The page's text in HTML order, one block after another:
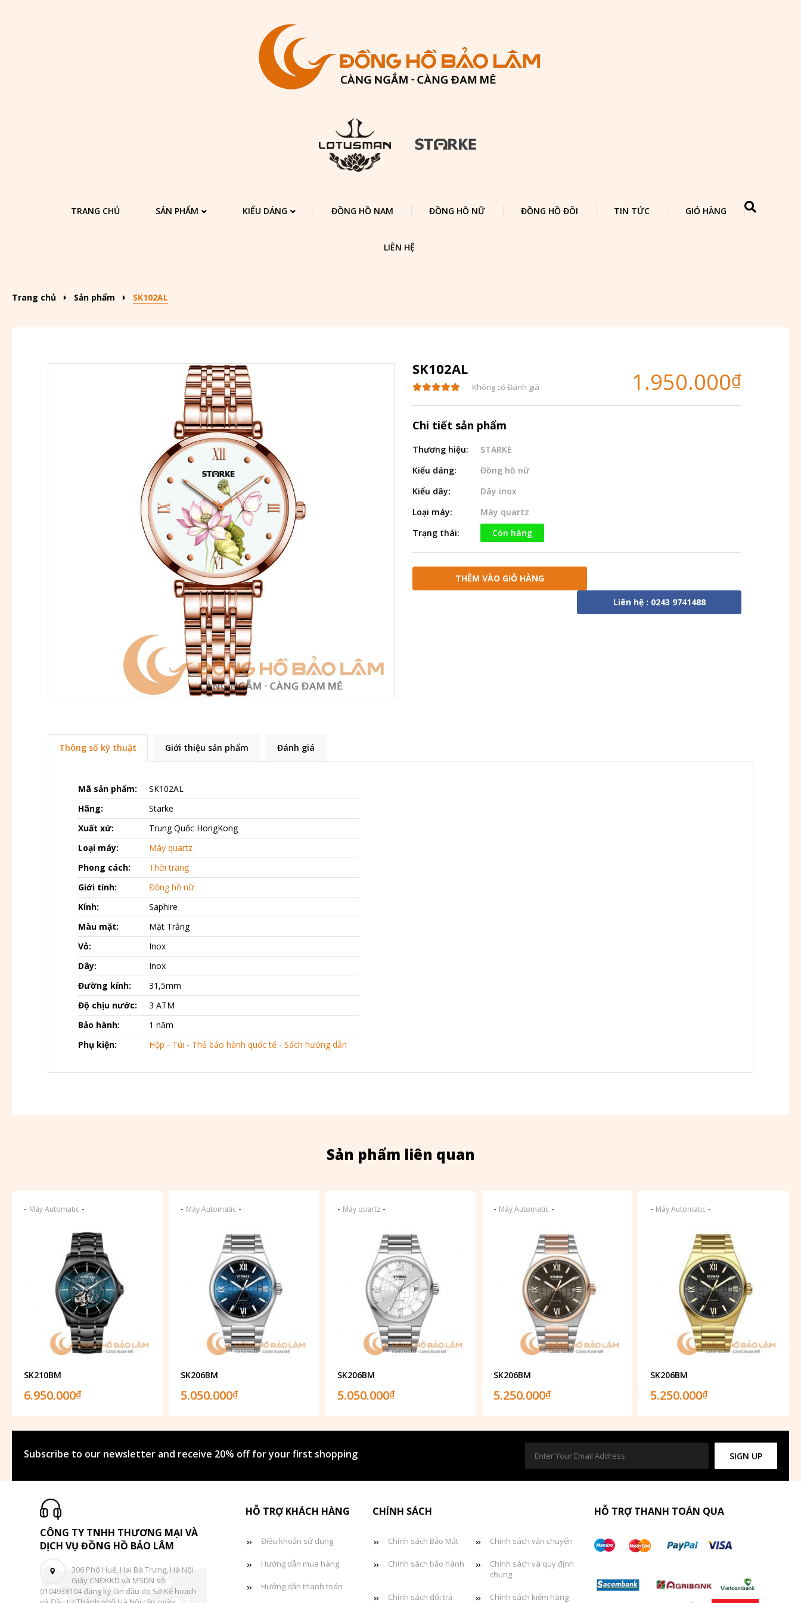
TRANG CHỦ SẢN PHẨM KIỂU DÁNG ĐỒNG HỒ NAM ĐỒNG HỒ NỮ ĐỒNG HỒ ĐÔI TIN TỨC GIỎ HÀNG
LIÊN HỆ
Trang chủ Sản phẩm SK102AL
SK102AL
Không có Đánh giá 1.950.000₫
Chi tiết sản phẩm
Thương hiệu:
STARKE
Kiểu dáng:
Đồng hồ nữ
Kiểu dây:
Dây inox
Loại máy:
Máy quartz
Trạng thái:
Còn hàng
THÊM VÀO GIỎ HÀNG
Liên hệ : 0243 9741488
Thông số kỹ thuật Giới thiệu sản phẩm Đánh giá
Mã sản phẩm:
SK102AL
Hãng:
Starke
Xuất xứ:
Trung Quốc HongKong
Loại máy:
Máy quartz
Phong cách:
Thời trang
Giới tính:
Đồng hồ nữ
Kính:
Saphire
Màu mặt:
Mặt Trắng
Vỏ:
Inox
Dây:
Inox
Đường kính:
31,5mm
Độ chịu nước:
3 ATM
Bảo hành:
1 năm
Phụ kiện:
Hộp - Túi - Thẻ bảo hành quốc tế - Sách hướng dẫn
Sản phẩm liên quan
- Máy Automatic -
SK210BM
6.950.000₫
- Máy Automatic-
SK206BM
5.050.000₫
- Máy quartz-
SK206BM
5.050.000₫
- Máy Automatic -
SK206BM
5.250.000₫
- Máy Automatic -
SK206BM
5.250.000₫
Subscribe to our newsletter and receive 20% off for your first shopping SIGN UP
CÔNG TY TNHH THƯƠNG MẠI VÀ
DỊCH VỤ ĐỒNG HỒ BẢO LÂM
306 Phố Huế, Hai Bà Trưng, Hà Nội
Giấy CNĐKKD và MSDN số:
0104938104 đăng ký lần đầu do Sở Kế hoạch
HỖ TRỢ KHÁCH HÀNG
Điều khoản sử dụng
Hướng dẫn mua hàng
Hướng dẫn thanh toán
CHÍNH SÁCH
Chính sách Bảo Mật Chính sách vận chuyển
Chính sách bảo hành
Chính sách và quy định
chung
Chính sách đổi trả Chính sách kiểm hàng
HỖ TRỢ THANH TOÁN QUA